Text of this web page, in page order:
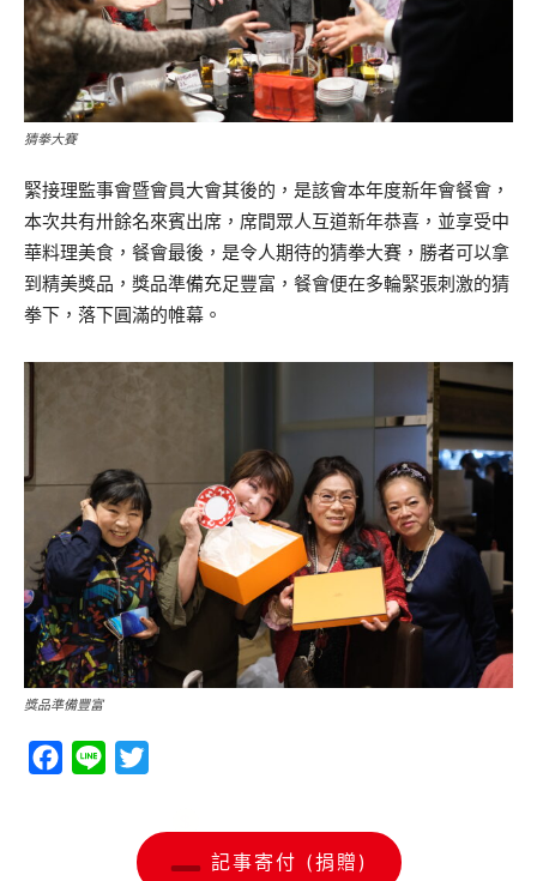
猜拳大賽
緊接理監事會暨會員大會其後的，是該會本年度新年會餐會，
本次共有卅餘名來賓出席，席間眾人互道新年恭喜，並享受中
華料理美食，餐會最後，是令人期待的猜拳大賽，勝者可以拿
到精美獎品，獎品準備充足豐富，餐會便在多輪緊張刺激的猜
拳下，落下圓滿的帷幕。
獎品準備豐富
Facebook
Line
記事寄付 (捐贈)